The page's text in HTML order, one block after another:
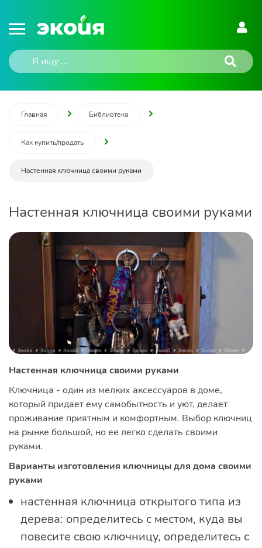
Главная Библиотека
Как купить/продать
Настенная ключница своими руками
Настенная ключница своими руками
Настенная ключница своими руками
Ключница - один из мелких аксессуаров в доме,
который придает ему самобытность и уют, делает
проживание приятным и комфортным. Выбор ключниц
на рынке большой, но ее легко сделать своими
руками.
Варианты изготовления ключницы для дома своими
руками
настенная ключница открытого типа из
дерева: определитесь с местом, куда вы
повесите свою ключницу, определитесь с